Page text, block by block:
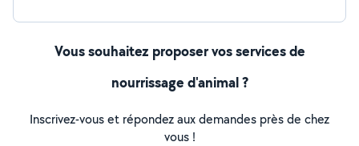
Vous souhaitez proposer vos services de
nourrissage d'animal ?
Inscrivez-vous et répondez aux demandes près de chez
vous !